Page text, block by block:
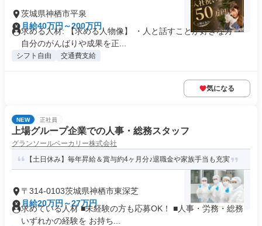
茨城県神栖市平泉
月給40万円～200万円
求める人材: 【求める人物像】 ・人と話すことが好きな方 ・
自分のがんばりや成果を正...
シフト自由 交通費支給
気になる
NEW 正社員
上場グループ企業での人事・総務スタッフ
グランソールベーカリー株式会社
【土日休み】毎年昇給＆賞与約4ヶ月分♪退職金や家族手当も充実
〒314-0103茨城県神栖市東深芝
月給20万円～27万円
求めている人材 ■未経験の方も応募OK！ ■人事・労務・総務
いずれかの経験を お持ち...